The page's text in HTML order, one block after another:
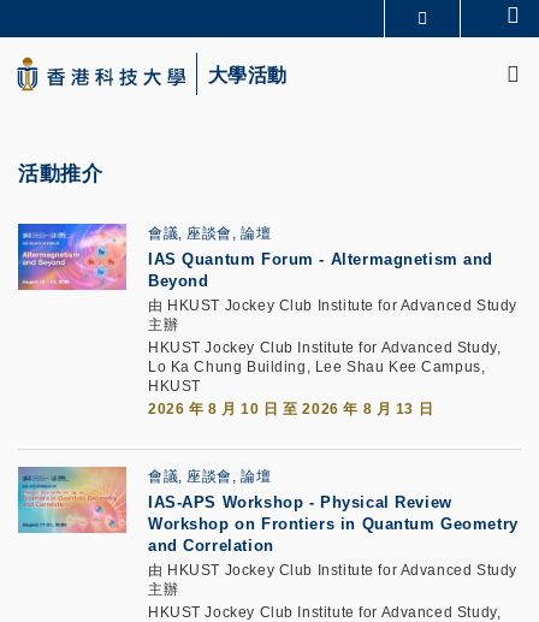
to
main
content
生活@科大
大學活動
活動推介
會議, 座談會, 論壇
IAS Quantum Forum - Altermagnetism and
Beyond
由 HKUST Jockey Club Institute for Advanced Study
主辦
HKUST Jockey Club Institute for Advanced Study,
Lo Ka Chung Building, Lee Shau Kee Campus,
HKUST
2026 年 8 月 10 日 至 2026 年 8 月 13 日
會議, 座談會, 論壇
IAS-APS Workshop - Physical Review
Workshop on Frontiers in Quantum Geometry
and Correlation
由 HKUST Jockey Club Institute for Advanced Study
主辦
HKUST Jockey Club Institute for Advanced Study,